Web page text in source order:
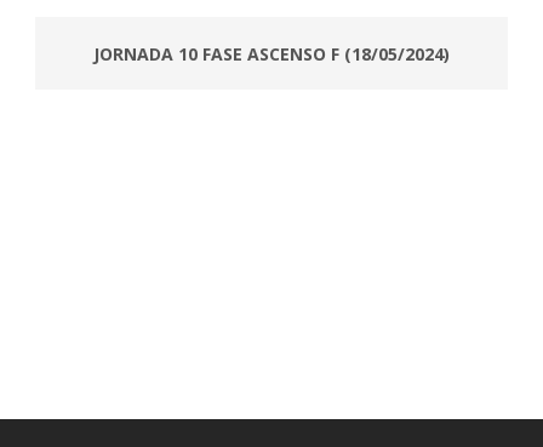
JORNADA 10 FASE ASCENSO F (18/05/2024)